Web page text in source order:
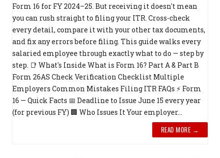
Form 16 for FY 2024–25. But receiving it doesn't mean
you can rush straight to filing your ITR. Cross-check
every detail, compare it with your other tax documents,
and fix any errors before filing. This guide walks every
salaried employee through exactly what to do — step by
step. 📑 What's Inside What is Form 16? Part A & Part B
Form 26AS Check Verification Checklist Multiple
Employers Common Mistakes Filing ITR FAQs ⚡ Form
16 — Quick Facts 📅 Deadline to Issue June 15 every year
(for previous FY) 🏢 Who Issues It Your employer...
READ MORE →